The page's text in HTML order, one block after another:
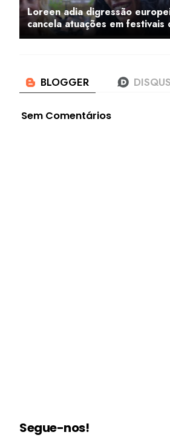
Loreen adia digressão
cancela atuações em festivais
Sem Comentários
Segue-nos!